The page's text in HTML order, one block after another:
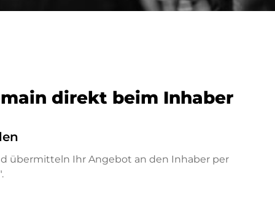
direkt beim Inhaber
übermitteln Ihr Angebot an den Inhaber per